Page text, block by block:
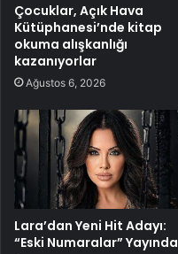
Çocuklar, Açık Hava
Kütüphanesi’nde kitap
okuma alışkanlığı
kazanıyorlar
Ağustos 6, 2026
Lara’dan Yeni Hit Adayı:
“Eski Numaralar” Yayında